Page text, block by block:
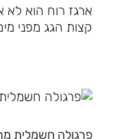
ארגז רוח הוא לא
קצות הגג מפני
פרגולה חשמלית